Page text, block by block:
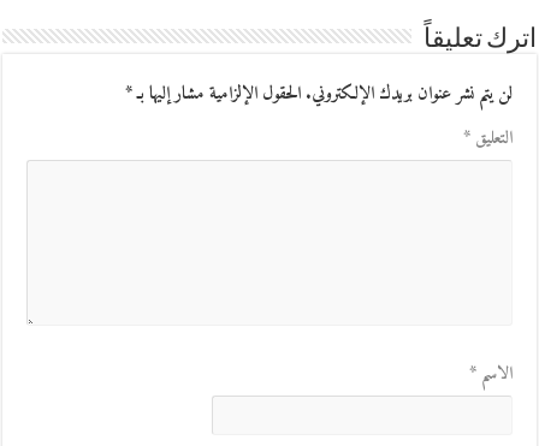
اترك تعليقاً
لن يتم نشر عنوان بريدك الإلكتروني.الحقول الإلزامية مشار إليها بـ*
التعليق*
الاسم*